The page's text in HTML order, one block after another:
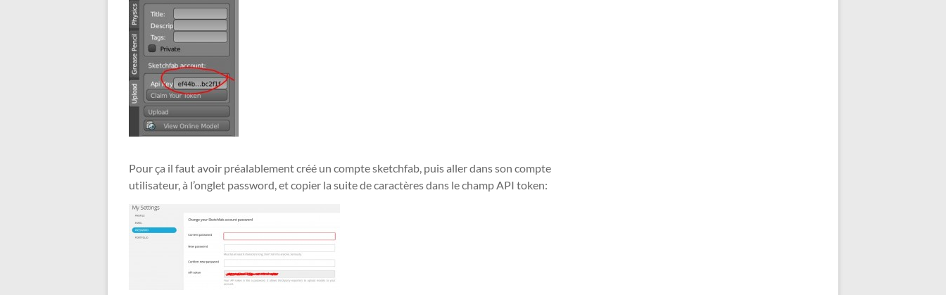
Pour ça il faut avoir préalablement créé un compte sketchfab, puis aller dans son compte
utilisateur, à l’onglet password, et copier la suite de caractères dans le champ API token: